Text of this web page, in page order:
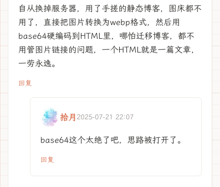
自从换掉服务器，用了手搓的静态博客，图床都不
用了，直接把图片转换为webp格式，然后用
base64硬编码到HTML里，哪怕迁移博客，都不
用管图片链接的问题，一个HTML就是一篇文章，
一劳永逸。
回复
拾月 2025-07-21 22:07
base64这个太绝了吧，思路被打开了。
回复